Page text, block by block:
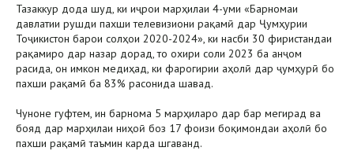
Тазаккур дода шуд, ки иҷрои марҳилаи 4-уми «Барномаи
давлатии рушди пахши телевизиони рақамӣ дар Ҷумҳурии
Тоҷикистон барои солҳои 2020-2024», ки насби 30 фиристандаи
рақамиро дар назар дорад, то охири соли 2023 ба анҷом
расида, он имкон медиҳад, ки фарогирии аҳолӣ дар ҷумҳурӣ бо
пахши рақамӣ ба 83% расонида шавад.
Чуноне гуфтем, ин барнома 5 марҳиларо дар бар мегирад ва
бояд дар марҳилаи ниҳоӣ боз 17 фоизи боқимондаи аҳолӣ бо
пахши рақамӣ таъмин карда шгаванд.